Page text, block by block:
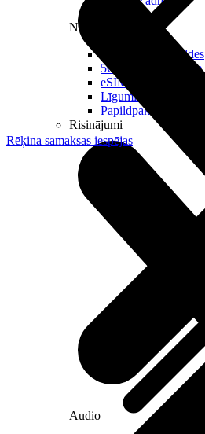
Noderīgi
Jautājumi un atbildes
5G pārklājuma karte
eSIM tehnoloģija
Līgumi un noteikumi
Papildpakalpojumi
Risinājumi
Audio
Rēķina samaksas iespējas